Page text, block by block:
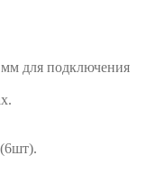
для подключения